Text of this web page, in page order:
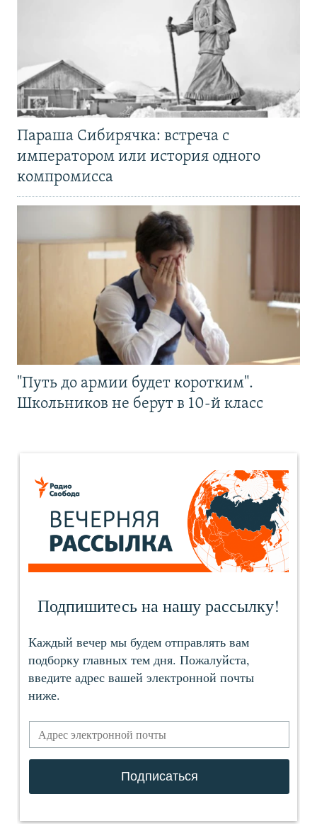
Параша Сибирячка: встреча с
императором или история одного
компромисса
"Путь до армии будет коротким".
Школьников не берут в 10-й класс